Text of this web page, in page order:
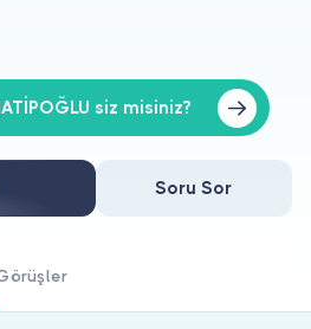
siz misiniz?
Soru Sor